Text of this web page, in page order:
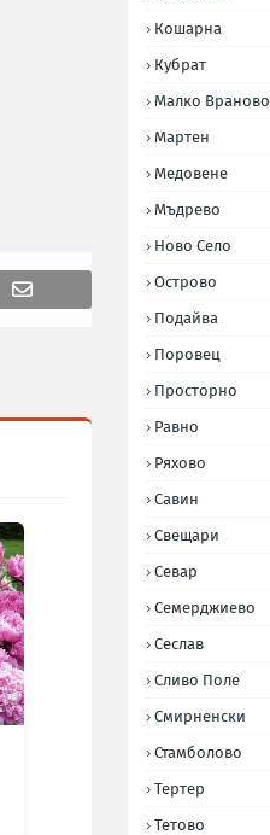
Кошарна
Кубрат
Малко Враново
Мартен
Медовене
Мъдрево
Ново Село
Острово
Подайва
Поровец
Просторно
Равно
Ряхово
Савин
Свещари
Севар
Семерджиево
Сеслав
Сливо Поле
Смирненски
Стамболово
Тертер
Тетово